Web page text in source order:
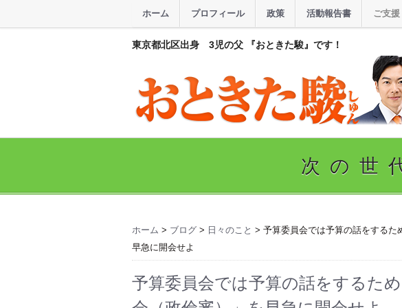
東京都北区出身 3児の父 『おときた駿』です！
ホーム プロフィール 政策 活動報告書 ご支援
次の世
ホーム > ブログ > 日々のこと > 予算委員会では予算の話をする
早急に開会せよ
予算委員会では予算の話をするた